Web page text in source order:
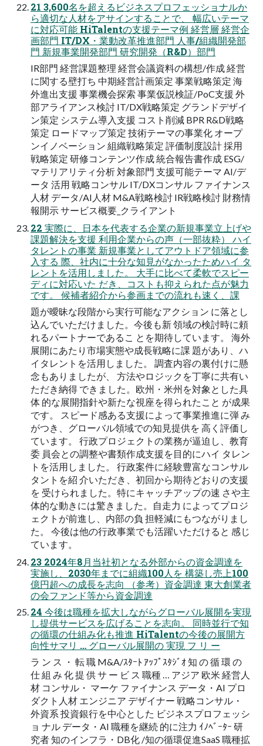
21 3,600名を超えるビジネスプロフェッショナルか
ら適切な人材をアサインすることで、 幅広いテーマ
に対応可能 HiTalentの支援テーマ例 経営層 経営企
画部門 IT/DX・業動改革推進部門 人事/組織開発部
門 新規事業開発部門 研究開発（R&D）部門
IR部門 経営課題整理 経営会議資料の構想/作成 経営
に関する壁打ち 中期経営計画策定 事業戦略策定 海
外進出支援 事業機会探索 事業仮説検証/PoC支援 外
部アライアンス検討 IT/DX戦略策定 グランドデザイ
ン策定 システム導入支援 コスト削減 BPR R&D戦略
策定 ロードマップ策定 技術テーマの事業化 オープ
ンイノベーション 組織戦略策定 評価制度設計 採用
戦略策定 研修コンテンツ作成 統合報告書作成 ESG/
マテリアリティ分析 対象部門 支援可能テーマ AI/デ
ータ 活用 戦略コンサル IT/DXコンサル ファイナンス
人材 データ/AI人材 M&A戦略検討 IR戦略検討 財務情
報開示 サービス概要_クライアント
22 実際に、日本を代表する企業の新規事業立上げや
課題解決を支援 利用企業からの声（一部抜粋） ハイ
タレントの事業 新規事業としてアウトドア領域に参
入する 際、社内に十分な知見がなかったためハイ タ
レントを活用しました。 大手に比べて柔軟でスピー
ディに対応いた だき、コストも抑えられた点が魅力
です。 候補者紹介から参画までの流れも速く、課
題が曖昧な段階から実行可能なアクション に落とし
込んでいただけました。今後も新 領域の検討時に頼
れるパートナーであるこ とを期待しています。 海外
展開にあたり市場実態や成長戦略に課 題があり、ハ
イタレントを活用しました。 調査内容の裏付けに懸
念もありましたが、 方法やロジックを丁寧に共有い
ただき納得 できました。欧州・米州を対象とした具
体 的な展開指針や新たな視座を得られたこと が成果
です。 スピード感ある支援によって事業推進に弾 み
がつき、グローバル領域での知見提供を 高く評価し
ています。 行政プロジェクトの業務が逼迫し、教育
委 員会との調整や書類作成支援を目的にハイ タレン
トを活用しました。 行政案件に経験豊富なコンサル
タントを紹 介いただき、初回から期待どおりの支援
を 受けられました。特にキャッチアップの速 さや主
体的な動きには驚きました。自走力 によってプロジ
ェクトが前進し、内部の負 担軽減にもつながりまし
た。 今後は他の行政事業でも活躍いただけると 感じ
ています。
23 2024年8月当社初となる外部からの資金調達を
実施し、2030年までに組織100人を 構築し売上100
億円超への成長を志向 （参考）資金調達 東大創業者
の会ファンド等から資金調達
24 今後は職種を拡大しながらグローバル展開を実現
し提供サービスを広げることを志向。 同時並行で知
の循環の仕組み化も推進 HiTalentの今後の展開方
向性サマリ … グローバル展開の 実現 フ リ ー
ラ ン ス ・ 転 職 M&A/ｽﾀｰﾄ ｱｯﾌﾟｽﾀｼﾞｵ 知 の 循 環 の
仕 組 み 化 提 供 サ ー ビ ス 職種 … アジア 欧米 経営人
材 コンサル・ マーケ ファイナンス データ・AI プロ
ダクト人材 エンジニア デザイナー 戦略コンサル・
外資系 投資銀行を中心とした ビジネスプロフェッシ
ョ ナル データ・AI 職種を継続 的に注力 ｲﾉﾍﾞｰﾀｰ 研
究者 知のインフラ・DB化 /知の循環促進SaaS 職種拡